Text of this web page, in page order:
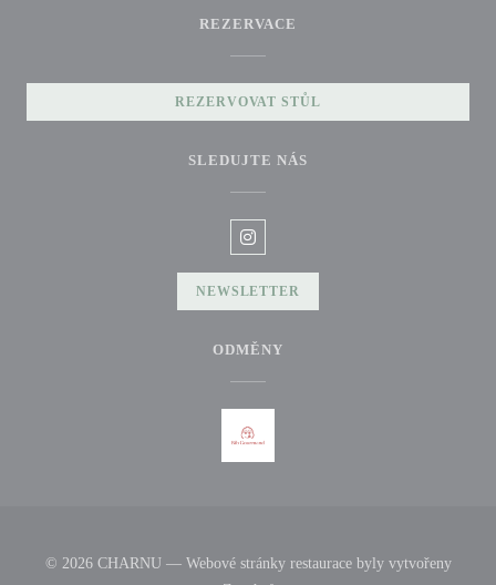
REZERVACE
REZERVOVAT STŮL
SLEDUJTE NÁS
Instagram ((otevře se v novém
NEWSLETTER
ODMĚNY
© 2026 CHARNU — Webové stránky restaurace byly vytvořeny